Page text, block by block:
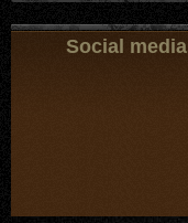
Social media